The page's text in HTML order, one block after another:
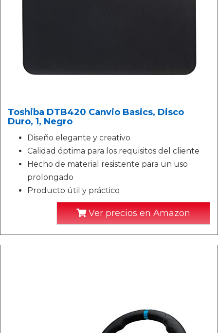
Toshiba DTB420 Canvio Basics, Disco
Duro, 1, Negro
Diseño elegante y creativo
Calidad óptima para los requisitos del cliente
Hecho de material resistente para un uso
prolongado
Producto útil y práctico
Ver precios en Amazon